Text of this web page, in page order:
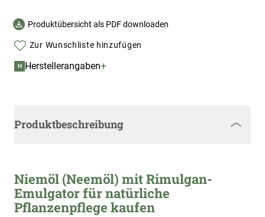
Produktübersicht als PDF downloaden
Zur Wunschliste hinzufügen
H Herstellerangaben+
Produktbeschreibung
Niemöl (Neemöl) mit Rimulgan-
Emulgator für natürliche
Pflanzenpflege kaufen